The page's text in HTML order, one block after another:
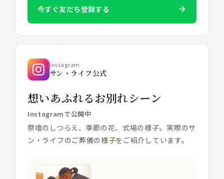
今すぐ友だち登録する
Instagram
サン・ライフ公式
想いあふれるお別れシーン
Instagramで公開中
祭壇のしつらえ、季節の花、式場の様子。実際のサ
ン・ライフのご葬儀の様子をご紹介しています。